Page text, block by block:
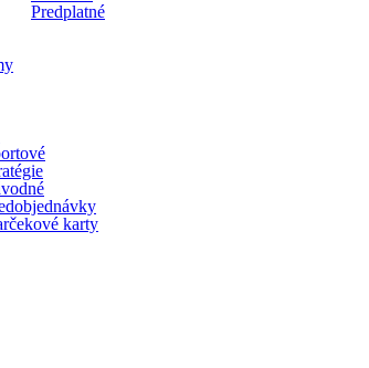
Predplatné
karty